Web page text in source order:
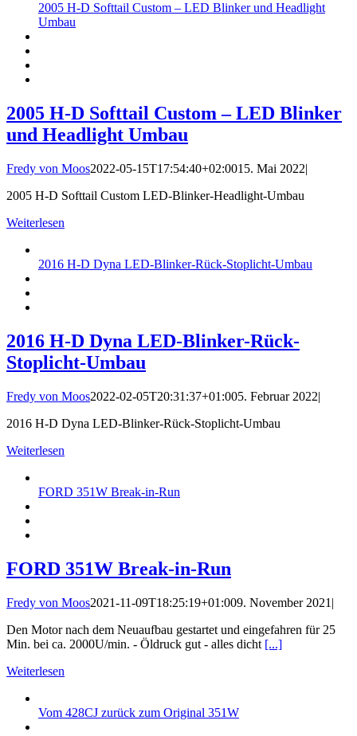
2005 H-D Softtail Custom – LED Blinker und Headlight
Umbau
2005 H-D Softtail Custom – LED Blinker
und Headlight Umbau
Fredy von Moos2022-05-15T17:54:40+02:0015. Mai 2022|
2005 H-D Softtail Custom LED-Blinker-Headlight-Umbau
Weiterlesen
2016 H-D Dyna LED-Blinker-Rück-Stoplicht-Umbau
2016 H-D Dyna LED-Blinker-Rück-
Stoplicht-Umbau
Fredy von Moos2022-02-05T20:31:37+01:005. Februar 2022|
2016 H-D Dyna LED-Blinker-Rück-Stoplicht-Umbau
Weiterlesen
FORD 351W Break-in-Run
FORD 351W Break-in-Run
Fredy von Moos2021-11-09T18:25:19+01:009. November 2021 |
Den Motor nach dem Neuaufbau gestartet und eingefahren für 25
Min. bei ca. 2000U/min. - Öldruck gut - alles dicht [...]
Weiterlesen
Vom 428CJ zurück zum Original 351W